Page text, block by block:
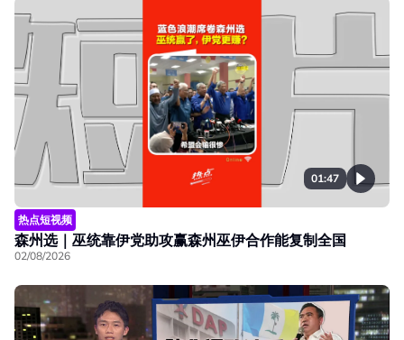
01:47
热点短视频
森州选｜巫统靠伊党助攻赢森州巫伊合作能复制全国
02/08/2026